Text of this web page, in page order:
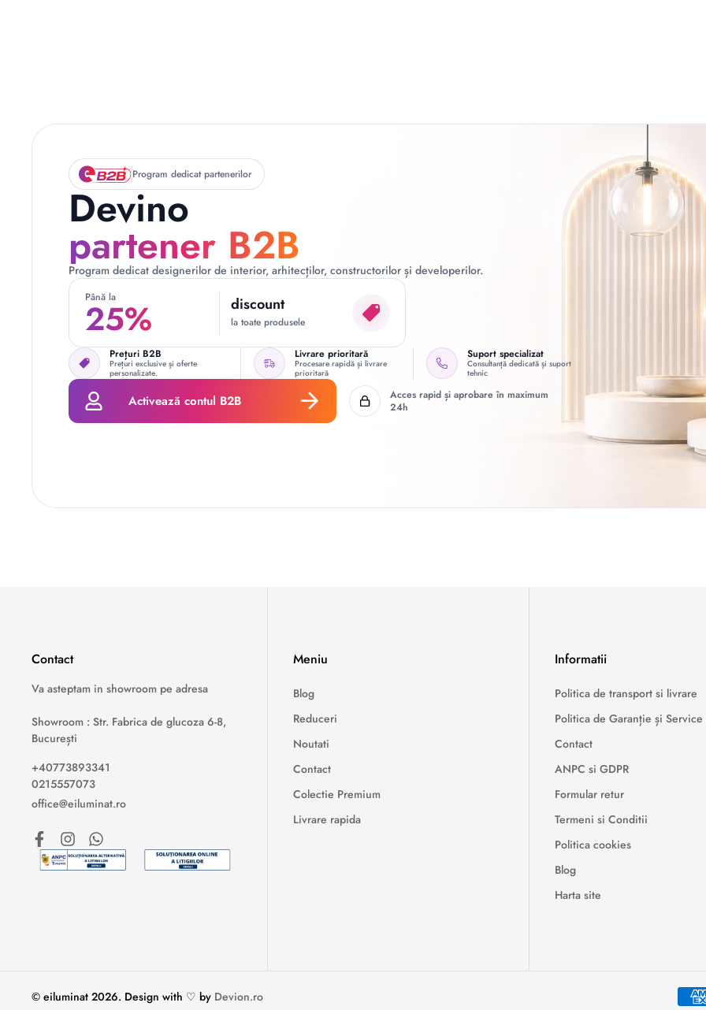
Program dedicat partenerilor
Devino
partener B2B
Program dedicat designerilor de interior, arhitecților, constructorilor și developerilor.
Până la
25% discount
la toate produsele
Prețuri B2B
Prețuri exclusive și oferte
personalizate.
Livrare prioritară
Procesare rapidă și livrare
prioritară
Suport specializat
Consultanță dedicată și suport
tehnic
Activează contul B2B
Acces rapid și aprobare în maximum
24h
Contact
Va asteptam in showroom pe adresa
Showroom : Str. Fabrica de glucoza 6-8,
București
+40773893341
0215557073
office@eiluminat.ro
Meniu
Blog
Reduceri
Noutati
Contact
Colectie Premium
Livrare rapida
Informatii
Politica de transport si livrare
Politica de Garanție și Service
Contact
ANPC si GDPR
Formular retur
Termeni si Conditii
Politica cookies
Blog
Harta site
© eiluminat 2026. Design with ♡ by Devion.ro